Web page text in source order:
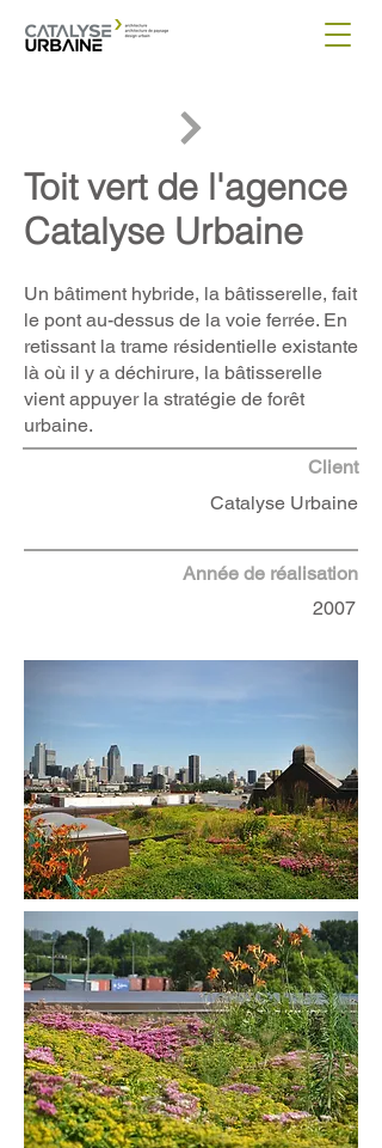
Toit vert de l'agence
Catalyse Urbaine
Un bâtiment hybride, la bâtisserelle, fait
le pont au-dessus de la voie ferrée. En
retissant la trame résidentielle existante
là où il y a déchirure, la bâtisserelle
vient appuyer la stratégie de forêt
urbaine.
Client
Catalyse Urbaine
Année de réalisation
2007